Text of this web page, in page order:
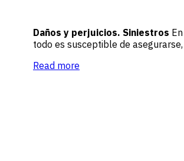
Daños y perjuicios. Siniestros
todo es susceptible de asegurarse,
Read more